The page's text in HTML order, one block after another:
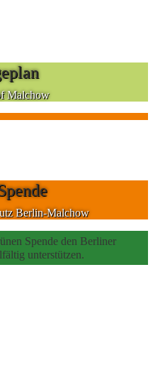
Malchow
Berlin-Malchow
Spende den Berliner
unterstützen.